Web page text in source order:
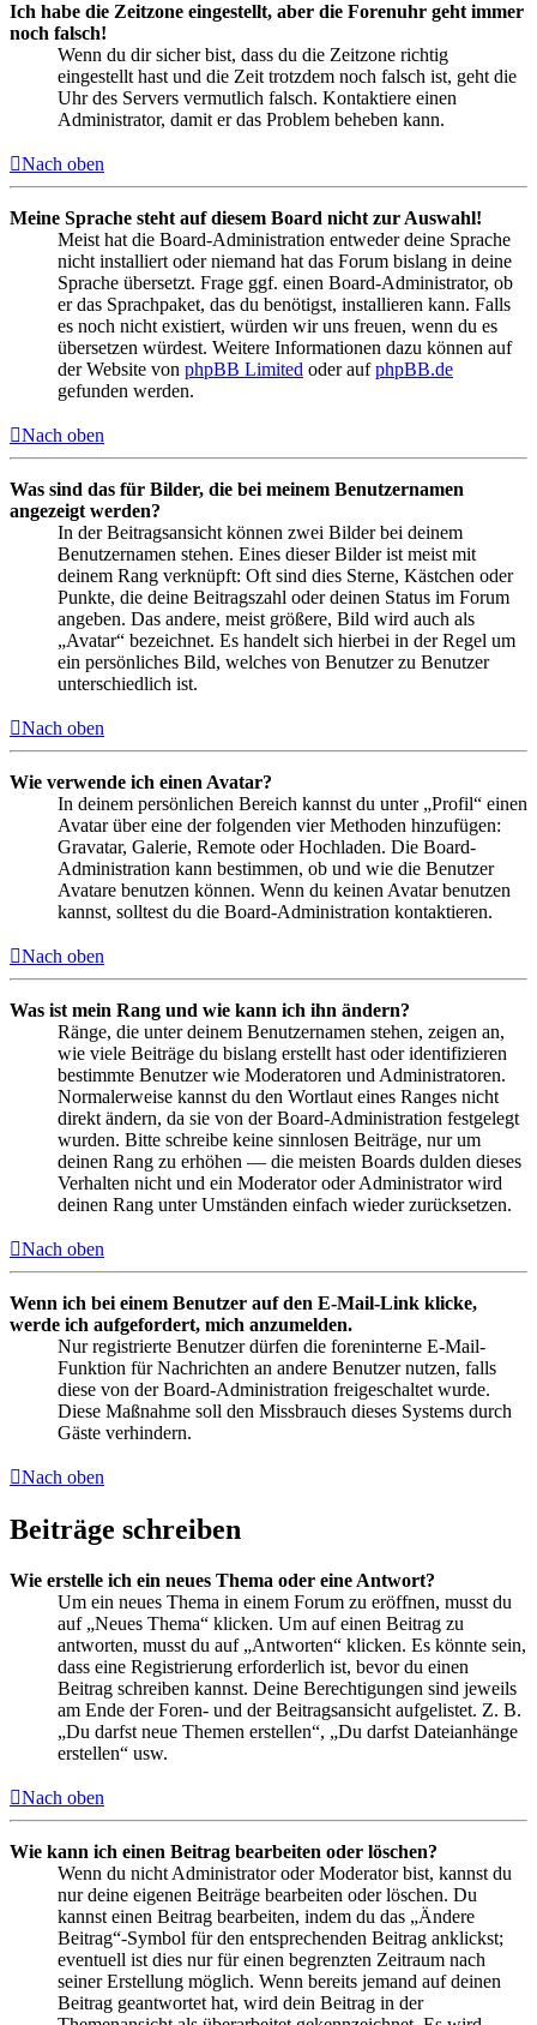
Ich habe die Zeitzone eingestellt, aber die Forenuhr geht immer
noch falsch!
Wenn du dir sicher bist, dass du die Zeitzone richtig
eingestellt hast und die Zeit trotzdem noch falsch ist, geht die
Uhr des Servers vermutlich falsch. Kontaktiere einen
Administrator, damit er das Problem beheben kann.
Nach oben
Meine Sprache steht auf diesem Board nicht zur Auswahl!
Meist hat die Board-Administration entweder deine Sprache
nicht installiert oder niemand hat das Forum bislang in deine
Sprache übersetzt. Frage ggf. einen Board-Administrator, ob
er das Sprachpaket, das du benötigst, installieren kann. Falls
es noch nicht existiert, würden wir uns freuen, wenn du es
übersetzen würdest. Weitere Informationen dazu können auf
der Website von phpBB Limited oder aufphpBB.de
gefunden werden.
Nach oben
Was sind das für Bilder, die bei meinem Benutzernamen
angezeigt werden?
In der Beitragsansicht können zwei Bilder bei deinem
Benutzernamen stehen. Eines dieser Bilder ist meist mit
deinem Rang verknüpft: Oft sind dies Sterne, Kästchen oder
Punkte, die deine Beitragszahl oder deinen Status im Forum
angeben. Das andere, meist größere, Bild wird auch als
„Avatar“ bezeichnet. Es handelt sich hierbei in der Regel um
ein persönliches Bild, welches von Benutzer zu Benutzer
unterschiedlich ist.
Nach oben
Wie verwende ich einen Avatar?
In deinem persönlichen Bereich kannst du unter „Profil“ einen
Avatar über eine der folgenden vier Methoden hinzufügen:
Gravatar, Galerie, Remote oder Hochladen. Die Board-
Administration kann bestimmen, ob und wie die Benutzer
Avatare benutzen können. Wenn du keinen Avatar benutzen
kannst, solltest du die Board-Administration kontaktieren.
Nach oben
Was ist mein Rang und wie kann ich ihn ändern?
Ränge, die unter deinem Benutzernamen stehen, zeigen an,
wie viele Beiträge du bislang erstellt hast oder identifizieren
bestimmte Benutzer wie Moderatoren und Administratoren.
Normalerweise kannst du den Wortlaut eines Ranges nicht
direkt ändern, da sie von der Board-Administration festgelegt
wurden. Bitte schreibe keine sinnlosen Beiträge, nur um
deinen Rang zu erhöhen — die meisten Boards dulden dieses
Verhalten nicht und ein Moderator oder Administrator wird
deinen Rang unter Umständen einfach wieder zurücksetzen.
Nach oben
Wenn ich bei einem Benutzer auf den E-Mail-Link klicke,
werde ich aufgefordert, mich anzumelden.
Nur registrierte Benutzer dürfen die foreninterne E-Mail-
Funktion für Nachrichten an andere Benutzer nutzen, falls
diese von der Board-Administration freigeschaltet wurde.
Diese Maßnahme soll den Missbrauch dieses Systems durch
Gäste verhindern.
Nach oben
Beiträge schreiben
Wie erstelle ich ein neues Thema oder eine Antwort?
Um ein neues Thema in einem Forum zu eröffnen, musst du
auf „Neues Thema“ klicken. Um auf einen Beitrag zu
antworten, musst du auf „Antworten“ klicken. Es könnte sein,
dass eine Registrierung erforderlich ist, bevor du einen
Beitrag schreiben kannst. Deine Berechtigungen sind jeweils
am Ende der Foren- und der Beitragsansicht aufgelistet. Z. B.
„Du darfst neue Themen erstellen“, „Du darfst Dateianhänge
erstellen“ usw.
Nach oben
Wie kann ich einen Beitrag bearbeiten oder löschen?
Wenn du nicht Administrator oder Moderator bist, kannst du
nur deine eigenen Beiträge bearbeiten oder löschen. Du
kannst einen Beitrag bearbeiten, indem du das „Ändere
Beitrag“-Symbol für den entsprechenden Beitrag anklickst;
eventuell ist dies nur für einen begrenzten Zeitraum nach
seiner Erstellung möglich. Wenn bereits jemand auf deinen
Beitrag geantwortet hat, wird dein Beitrag in der